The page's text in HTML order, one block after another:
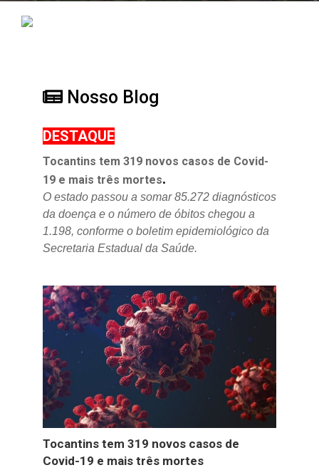
Nosso Blog
DESTAQUE
Tocantins tem 319 novos casos de Covid-
19 e mais três mortes.
O estado passou a somar 85.272 diagnósticos
da doença e o número de óbitos chegou a
1.198, conforme o boletim epidemiológico da
Secretaria Estadual da Saúde.
Tocantins tem 319 novos casos de
Covid-19 e mais três mortes